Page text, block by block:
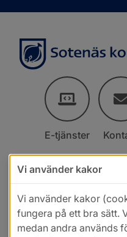
E-tjänster
Vi använder kakor
Vi använder kakor
fungera på ett bra sätt.
medan andra används